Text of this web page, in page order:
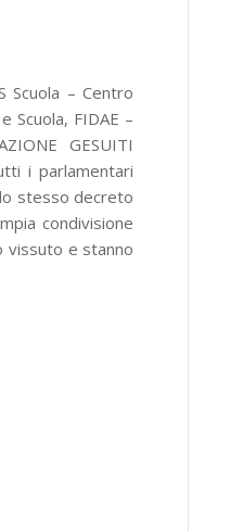
Scuola – Centro
Scuola, FIDAE –
GESUITI
i parlamentari
stesso decreto
condivisione
vissuto e stanno